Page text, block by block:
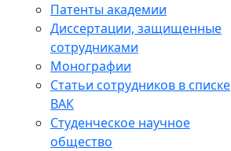
Патенты академии
Диссертации, защищенные
сотрудниками
Монографии
Статьи сотрудников в списке
ВАК
Студенческое научное
общество